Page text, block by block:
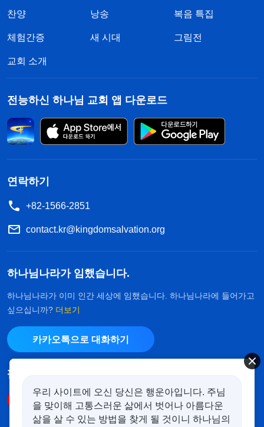
찬양 낭송 복음 특집
체험간증 새 시대 그림전
교회 소개
전능하신 하나님 교회 앱 다운로드
연락하기
+82-1566-2851
contact.kr@kingdomsalvation.org
하나님나라가 임했습니다.
하나님나라가 이미 인간 세상에 임했습니다. 하나님나라에 들어가고
싶으십니까? 더보기
카카오톡으로 대화하기
팔로우하기
우리 사이트에 오신 당신은 행운아입니다. 주님
을 맞이해 고통스러운 삶에서 벗어나 아름다운
삶을 살 수 있는 방법을 찾게 될 것이니 하나님의